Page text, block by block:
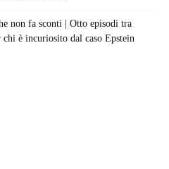
non fa sconti | Otto episodi tra
è incuriosito dal caso Epstein